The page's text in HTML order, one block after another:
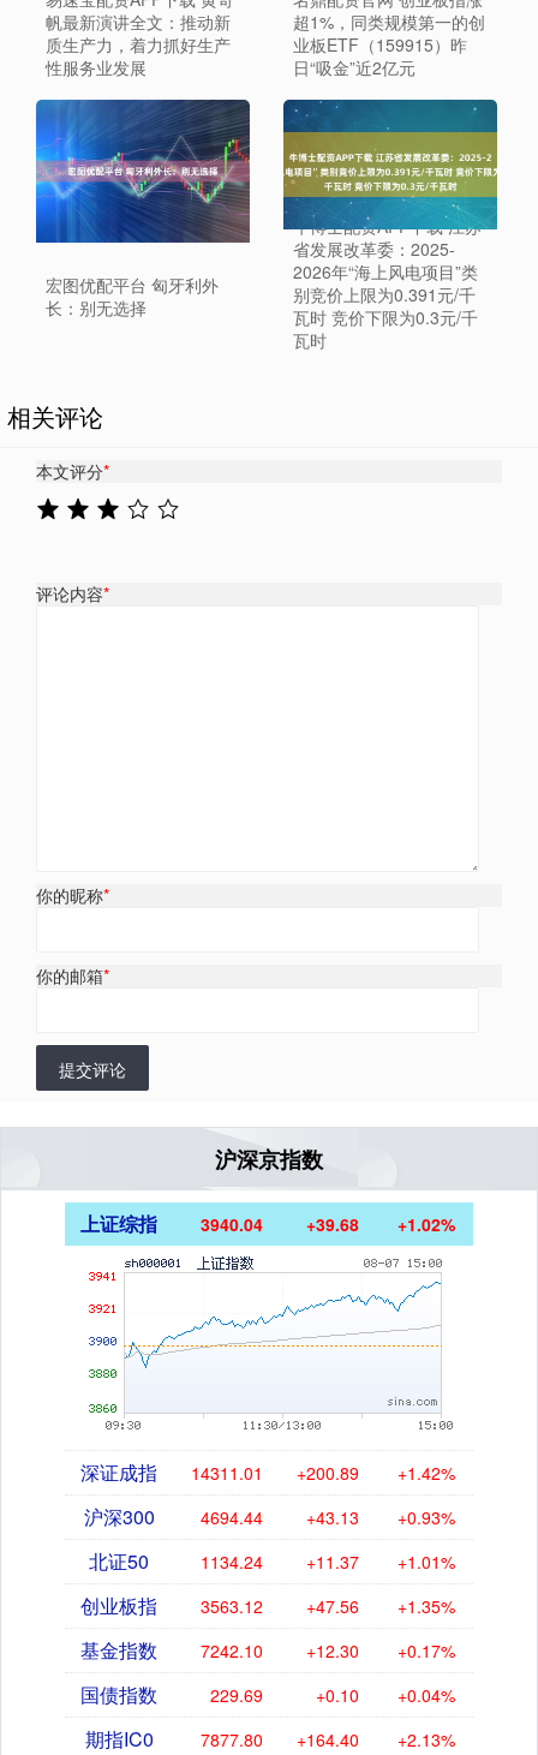
帆最新演讲全文：推动新
质生产力，着力抓好生产
性服务业发展
超1%，同类规模第一的创
业板ETF（159915）昨
日“吸金”近2亿元
宏图优配平台 匈牙利外
长：别无选择
牛博士配资APP下载 江苏
省发展改革委：2025-
2026年“海上风电项目”类
别竞价上限为0.391元/千
瓦时 竞价下限为0.3元/千
瓦时
相关评论
本文评分*
评论内容*
你的昵称*
你的邮箱*
提交评论
沪深京指数
上证综指 3940.04 +39.68 +1.02%
深证成指 14311.01 +200.89 +1.42%
沪深300 4694.44 +43.13 +0.93%
北证50 1134.24 +11.37 +1.01%
创业板指 3563.12 +47.56 +1.35%
基金指数 7242.10 +12.30 +0.17%
国债指数 229.69 +0.10 +0.04%
期指IC0 7877.80 +164.40 +2.13%